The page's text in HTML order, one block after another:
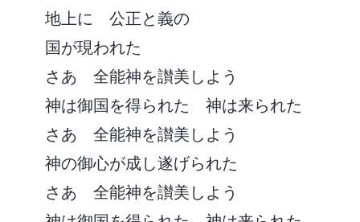
地上に 公正と義の
国が現われた
さあ 全能神を讃美しよう
神は御国を得られた 神は来られた
さあ 全能神を讃美しよう
神の御心が成し遂げられた
さあ 全能神を讃美しよう